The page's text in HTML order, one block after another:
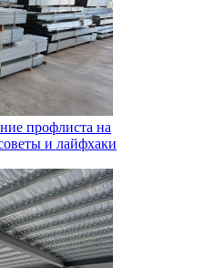
профлиста на
и лайфхаки